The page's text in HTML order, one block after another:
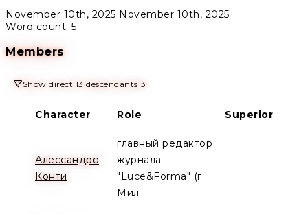
November 10th, 2025 November 10th, 2025
Word count: 5
Members
Show direct 13 descendants13
Character Role Superior
Алессандро
Конти
главный редактор
журнала
"Luce&Forma" (г.
Мил